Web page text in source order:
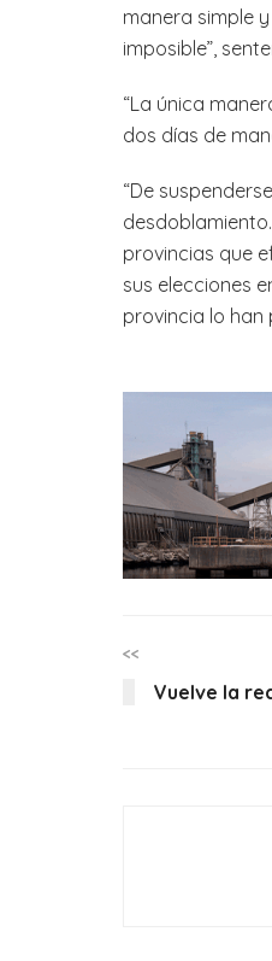
manera simple
imposible”,
“La única
dos días de
“De
provincias que
sus elecciones
provincia lo han
<<
Vuelve la